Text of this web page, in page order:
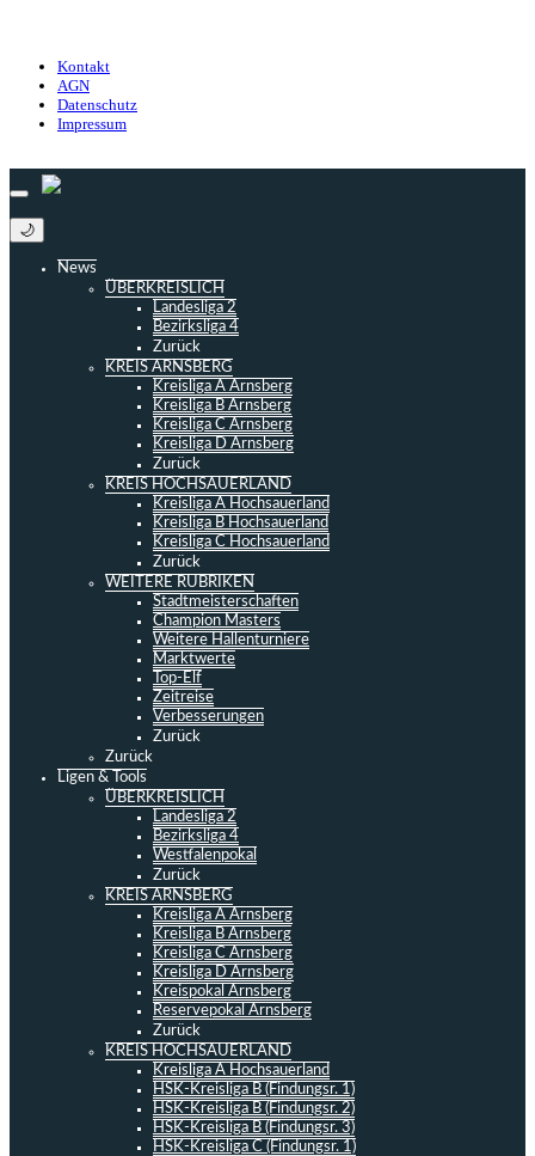
Kontakt
AGN
Datenschutz
Impressum
🌙
News
ÜBERKREISLICH
Landesliga 2
Bezirksliga 4
Zurück
KREIS ARNSBERG
Kreisliga A Arnsberg
Kreisliga B Arnsberg
Kreisliga C Arnsberg
Kreisliga D Arnsberg
Zurück
KREIS HOCHSAUERLAND
Kreisliga A Hochsauerland
Kreisliga B Hochsauerland
Kreisliga C Hochsauerland
Zurück
WEITERE RUBRIKEN
Stadtmeisterschaften
Champion Masters
Weitere Hallenturniere
Marktwerte
Top-Elf
Zeitreise
Verbesserungen
Zurück
Zurück
Ligen & Tools
ÜBERKREISLICH
Landesliga 2
Bezirksliga 4
Westfalenpokal
Zurück
KREIS ARNSBERG
Kreisliga A Arnsberg
Kreisliga B Arnsberg
Kreisliga C Arnsberg
Kreisliga D Arnsberg
Kreispokal Arnsberg
Reservepokal Arnsberg
Zurück
KREIS HOCHSAUERLAND
Kreisliga A Hochsauerland
HSK-Kreisliga B (Findungsr. 1)
HSK-Kreisliga B (Findungsr. 2)
HSK-Kreisliga B (Findungsr. 3)
HSK-Kreisliga C (Findungsr. 1)